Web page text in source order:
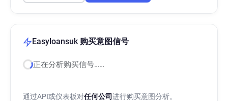
Easyloansuk 购买意图信号
正在分析购买信号……
通过API或仪表板对任何公司进行购买意图分析。